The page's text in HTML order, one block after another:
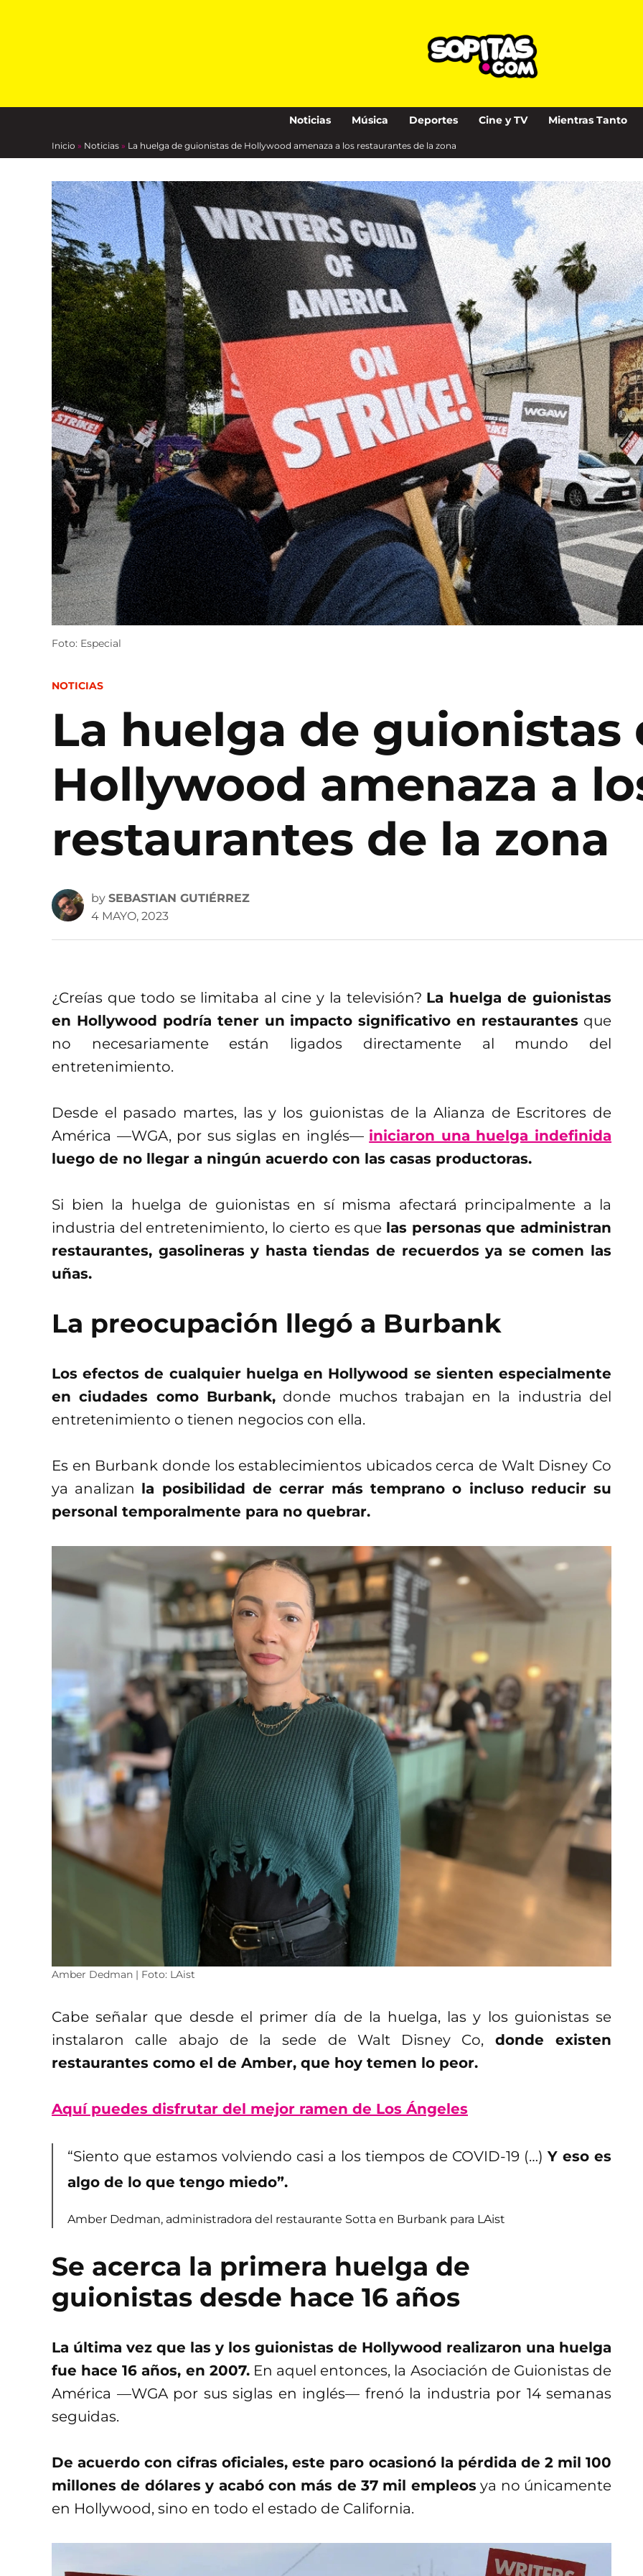
Noticias Música Deportes Cine y TV Mientras Tanto
Inicio » Noticias » La huelga de guionistas de Hollywood amenaza a los restaurantes de la zona
Foto: Especial
POSTED
NOTICIAS
La huelga de guionistas
Hollywood amenaza a
restaurantes de la zona
by SEBASTIAN GUTIÉRREZ
4 MAYO, 2023
¿Creías que todo se limitaba al cine y la televisión? La huelga de guionistas
en Hollywood podría tener un impacto significativo en restaurantes que
no necesariamente están ligados directamente al mundo del
entretenimiento.
Desde el pasado martes, las y los guionistas de la Alianza de Escritores de
América —WGA, por sus siglas en inglés— iniciaron una huelga indefinida
luego de no llegar a ningún acuerdo con las casas productoras.
Si bien la huelga de guionistas en sí misma afectará principalmente a la
industria del entretenimiento, lo cierto es que las personas que administran
restaurantes, gasolineras y hasta tiendas de recuerdos ya se comen las
uñas.
La preocupación llegó a Burbank
Los efectos de cualquier huelga en Hollywood se sienten especialmente
en ciudades como Burbank,donde muchos trabajan en la industria del
entretenimiento o tienen negocios con ella.
Es en Burbank donde los establecimientos ubicados cerca de Walt Disney Co
ya analizan la posibilidad de cerrar más temprano o incluso reducir su
personal temporalmente para no quebrar.
Amber Dedman | Foto: LAist
Cabe señalar que desde el primer día de la huelga, las y los guionistas se
instalaron calle abajo de la sede de Walt Disney Co, donde existen
restaurantes como el de Amber, que hoy temen lo peor.
Aquí puedes disfrutar del mejor ramen de Los Ángeles
“Siento que estamos volviendo casi a los tiempos de COVID-19 (…) Y eso es
algo de lo que tengo miedo”.
Amber Dedman, administradora del restaurante Sotta en Burbank para LAist
Se acerca la primera huelga de
guionistas desde hace 16 años
La última vez que las y los guionistas de Hollywood realizaron una huelga
fue hace 16 años, en 2007.En aquel entonces, la Asociación de Guionistas de
América —WGA por sus siglas en inglés— frenó la industria por 14 semanas
seguidas.
De acuerdo con cifras oficiales, este paro ocasionó la pérdida de 2 mil 100
millones de dólares y acabó con más de 37 mil empleosya no únicamente
en Hollywood, sino en todo el estado de California.